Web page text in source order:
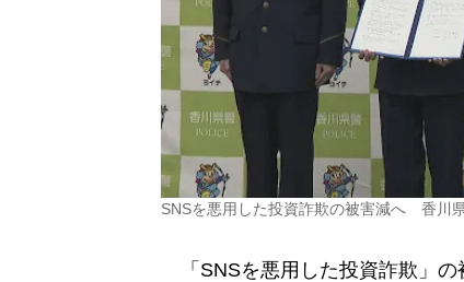
SNSを悪用した投資詐欺の被害減へ 香川
「SNSを悪用した投資詐欺」の